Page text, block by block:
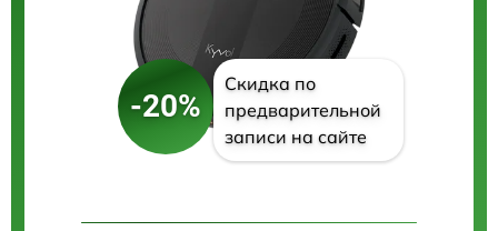
-20%
Скидка по
предварительной
записи на сайте